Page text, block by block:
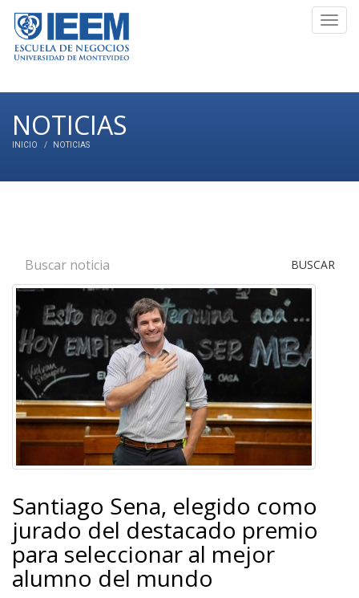
NOTICIAS
INICIO NOTICIAS
BUSCAR
Santiago Sena, elegido como
jurado del destacado premio
para seleccionar al mejor
alumno del mundo